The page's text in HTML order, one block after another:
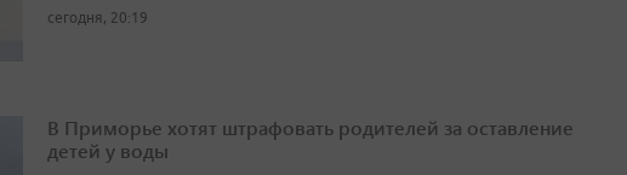
сегодня, 20:19
В Приморье хотят штрафовать родителей за оставление
детей у воды